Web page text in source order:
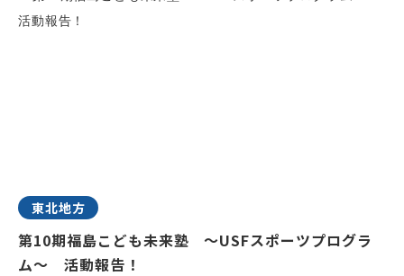
東北地方
第10期福島こども未来塾 ～USFスポーツプログラ
ム～ 活動報告！